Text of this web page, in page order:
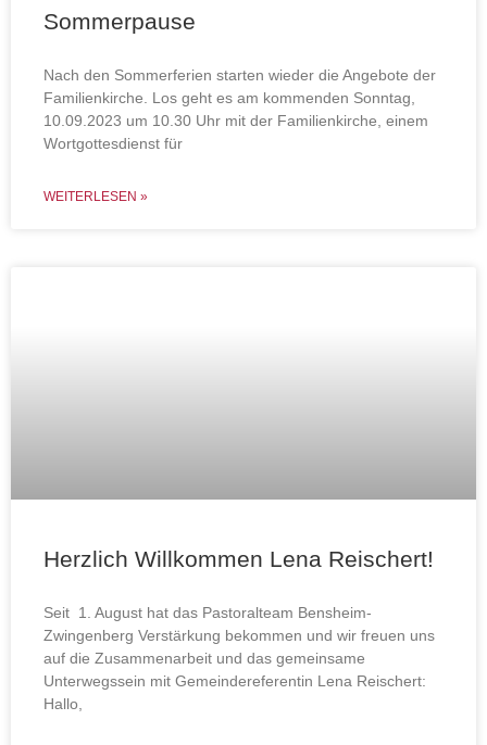
Sommerpause
Nach den Sommerferien starten wieder die Angebote der
Familienkirche. Los geht es am kommenden Sonntag,
10.09.2023 um 10.30 Uhr mit der Familienkirche, einem
Wortgottesdienst für
WEITERLESEN »
Herzlich Willkommen Lena Reischert!
Seit 1. August hat das Pastoralteam Bensheim-
Zwingenberg Verstärkung bekommen und wir freuen uns
auf die Zusammenarbeit und das gemeinsame
Unterwegssein mit Gemeindereferentin Lena Reischert:
Hallo,